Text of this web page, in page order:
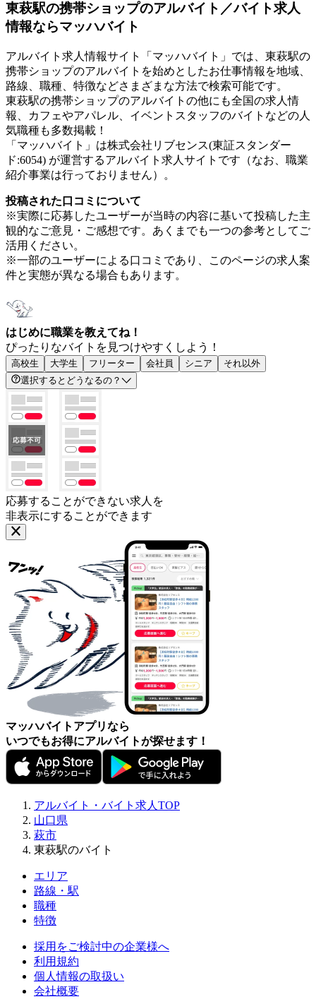
東萩駅の携帯ショップのアルバイト／バイト求人
情報ならマッハバイト
アルバイト求人情報サイト「マッハバイト」では、東萩駅の
携帯ショップのアルバイトを始めとしたお仕事情報を地域、
路線、職種、特徴などさまざまな方法で検索可能です。
東萩駅の携帯ショップのアルバイトの他にも全国の求人情
報、カフェやアパレル、イベントスタッフのバイトなどの人
気職種も多数掲載！
「マッハバイト」は株式会社リブセンス(東証スタンダー
ド:6054) が運営するアルバイト求人サイトです（なお、職業
紹介事業は行っておりません）。
投稿された口コミについて
※実際に応募したユーザーが当時の内容に基いて投稿した主
観的なご意見・ご感想です。あくまでも一つの参考としてご
活用ください。
※一部のユーザーによる口コミであり、このページの求人案
件と実態が異なる場合もあります。
はじめに職業を教えてね！
ぴったりなバイトを見つけやすくしよう！
高校生 大学生 フリーター 会社員 シニア
それ以外
選択するとどうなるの？
応募することができない求人を
非表示にすることができます
マッハバイトアプリなら
いつでもお得にアルバイトが探せます！
アルバイト・バイト求人TOP
山口県
萩市
東萩駅のバイト
エリア
路線・駅
職種
特徴
採用をご検討中の企業様へ
利用規約
個人情報の取扱い
会社概要